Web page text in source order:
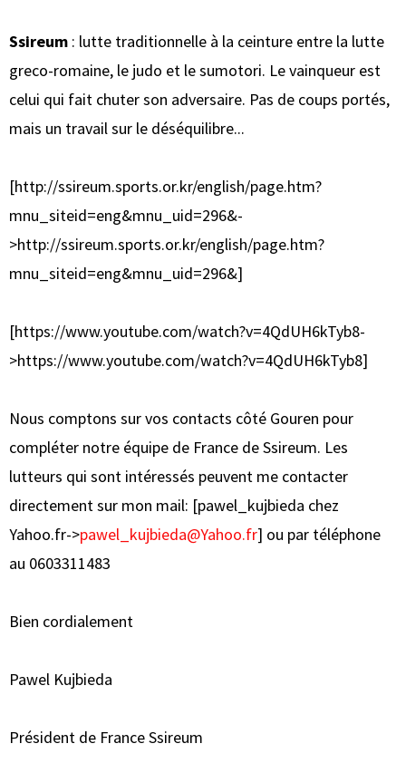
Ssireum : lutte traditionnelle à la ceinture entre la lutte
greco-romaine, le judo et le sumotori. Le vainqueur est
celui qui fait chuter son adversaire. Pas de coups portés,
mais un travail sur le déséquilibre...
[http://ssireum.sports.or.kr/english/page.htm?
mnu_siteid=eng&mnu_uid=296&-
>http://ssireum.sports.or.kr/english/page.htm?
mnu_siteid=eng&mnu_uid=296&]
[https://www.youtube.com/watch?v=4QdUH6kTyb8-
>https://www.youtube.com/watch?v=4QdUH6kTyb8]
Nous comptons sur vos contacts côté Gouren pour
compléter notre équipe de France de Ssireum. Les
lutteurs qui sont intéressés peuvent me contacter
directement sur mon mail: [pawel_kujbieda chez
Yahoo.fr->pawel_kujbieda@Yahoo.fr] ou par téléphone
au 0603311483
Bien cordialement
Pawel Kujbieda
Président de France Ssireum